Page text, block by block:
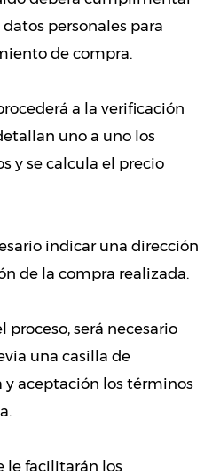
personales para
de compra.
a la verificación
uno a uno los
y se calcula el precio
indicar una dirección
de la compra realizada.
proceso, será necesario
una casilla de
y aceptación los términos
le facilitarán los